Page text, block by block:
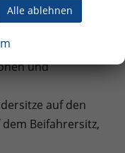
ergoActive-
und
auf den
Beifahrersitz,
Alle ablehnen